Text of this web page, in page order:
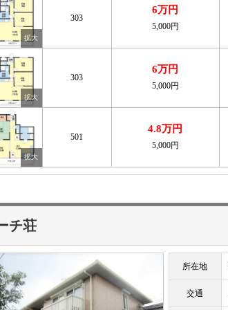
303
6万円
5,000円
303
6万円
5,000円
501
4.8万円
5,000円
チ荘
所在地
交通